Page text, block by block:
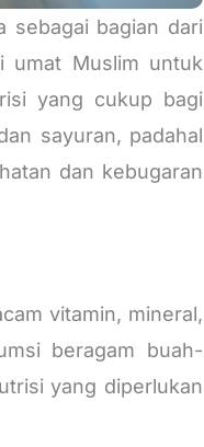
sebagai bagian dari
umat Muslim untuk
yang cukup bagi
sayuran, padahal
dan kebugaran
vitamin, mineral,
beragam buah-
yang diperlukan